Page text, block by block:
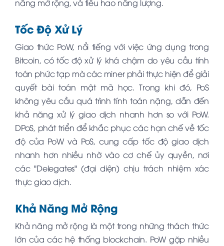
năng mở rộng, và tiêu hao năng lượng.
Tốc Độ Xử Lý
Giao thức PoW, nổi tiếng với việc ứng dụng trong
Bitcoin, có tốc độ xử lý khá chậm do yêu cầu tính
toán phức tạp mà các miner phải thực hiện để giải
quyết bài toán mật mã học. Trong khi đó, PoS
không yêu cầu quá trình tính toán nặng, dẫn đến
khả năng xử lý giao dịch nhanh hơn so với PoW.
DPoS, phát triển để khắc phục các hạn chế về tốc
độ của PoW và PoS, cung cấp tốc độ giao dịch
nhanh hơn nhiều nhờ vào cơ chế ủy quyền, nơi
các "Delegates" (đại diện) chịu trách nhiệm xác
thực giao dịch.
Khả Năng Mở Rộng
Khả năng mở rộng là một trong những thách thức
lớn của các hệ thống blockchain. PoW gặp nhiều